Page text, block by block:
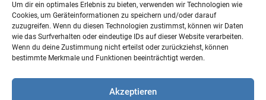
Um dir ein optimales Erlebnis zu bieten, verwenden wir Technologien wie
Cookies, um Geräteinformationen zu speichern und/oder darauf
zuzugreifen. Wenn du diesen Technologien zustimmst, können wir Daten
wie das Surfverhalten oder eindeutige IDs auf dieser Website verarbeiten.
Wenn du deine Zustimmung nicht erteilst oder zurückziehst, können
bestimmte Merkmale und Funktionen beeinträchtigt werden.
Akzeptieren
Tel. +49 231 952052-10
Fax +49 231 952052-60
e-Mail info@uv-do.de
Internet www.uv-do.de